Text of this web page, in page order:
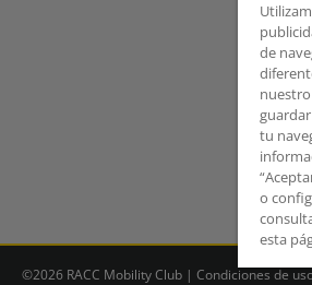
©2026 RACC Mobility Club | Condiciones de
de
tu
o
esta